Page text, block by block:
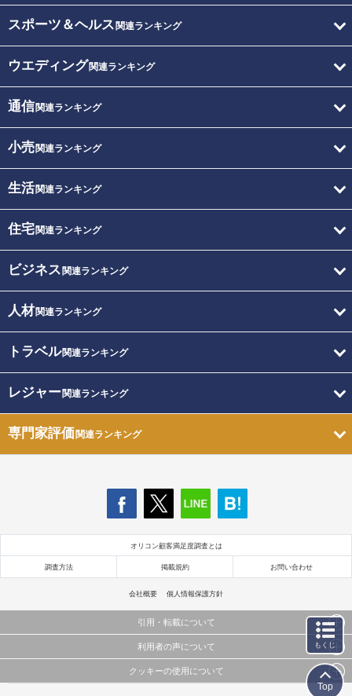
スポーツ＆ヘルス 関連ランキング
ウエディング関連ランキング
通信関連ランキング
小売関連ランキング
生活関連ランキング
住宅関連ランキング
ビジネス 関連ランキング
人材関連ランキング
トラベル関連ランキング
レジャー関連ランキング
専門家評価関連ランキング
オリコン顧客満足度調査とは
調査方法 掲載規約 お問い合わせ
会社概要 個人情報保護方針
引用・転載について
当サイトで公開されている情報（文字、写真、イラスト、画像データ等）及びこれらの配置・
これらの情報を権利者の許可なく無断転載・複製などの二次利用を行うことは固く禁じており
利用者の声について
当サイトに掲載している内容はすべてサービスの利用者が提出された見解・感想です。
クッキーの使用について
もくじ
Top